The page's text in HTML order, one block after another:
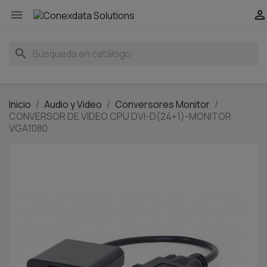
 
search
Inicio Audio y Video
Conversores Monitor
CONVERSOR DE VIDEO CPU DVI-D(24+1)-MONITOR
VGA1080